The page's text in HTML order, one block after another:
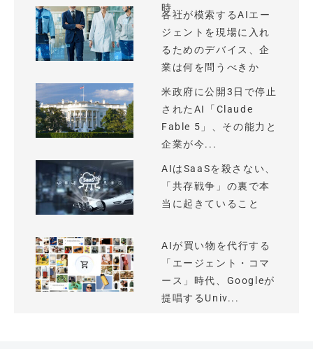
時...
各社が模索するAIエー
ジェントを現場に入れ
るためのデバイス、企
業は何を問うべきか
米政府に公開3日で停止
されたAI「Claude
Fable 5」、その能力と
企業が今...
AIはSaaSを殺さない、
「共存戦争」の裏で本
当に起きていること
AIが買い物を代行する
「エージェント・コマ
ース」時代、Googleが
提唱するUniv...